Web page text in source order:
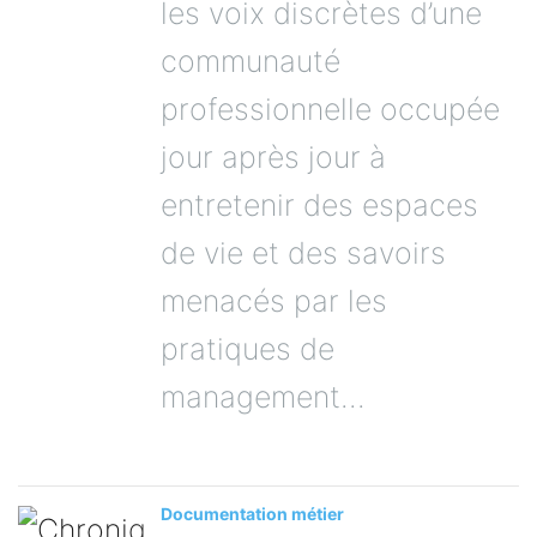
les voix discrètes d’une
communauté
professionnelle occupée
jour après jour à
entretenir des espaces
de vie et des savoirs
menacés par les
pratiques de
management...
Documentation métier